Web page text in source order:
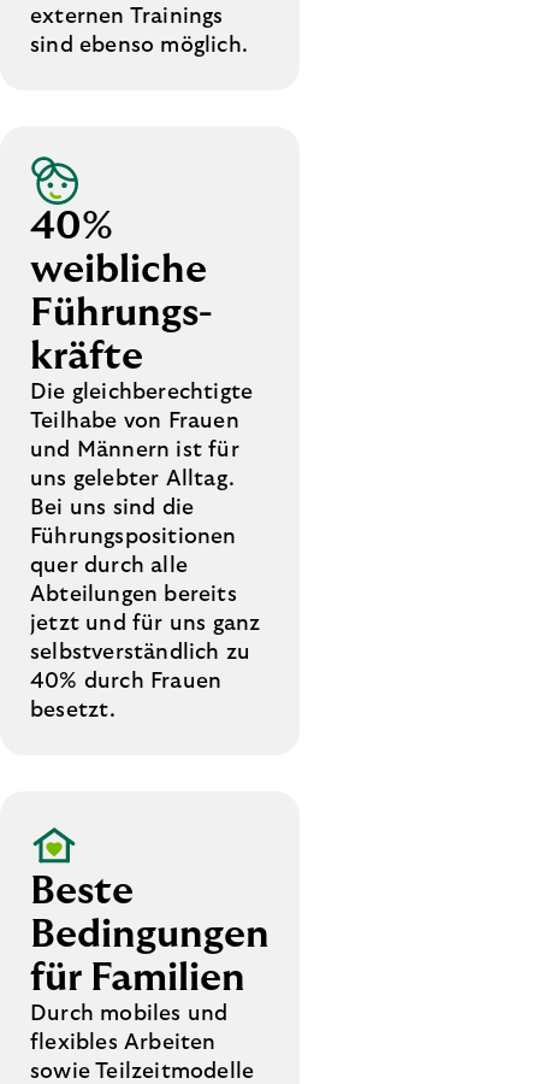
externen Trainings
sind ebenso möglich.
40%
weibliche
Führungs­
kräfte
Die gleichberechtigte
Teilhabe von Frauen
und Männern ist für
uns gelebter Alltag.
Bei uns sind die
Führungspositionen
quer durch alle
Abteilungen bereits
jetzt und für uns ganz
selbstverständlich zu
40% durch Frauen
besetzt.
Beste
Bedingungen
für Familien
Durch mobiles und
flexibles Arbeiten
sowie Teilzeitmodelle